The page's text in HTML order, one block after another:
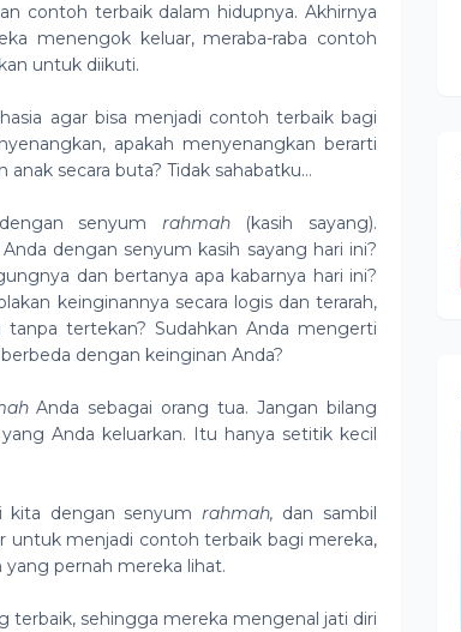
contoh terbaik dalam hidupnya. Akhirnya
menengok keluar, meraba-raba contoh
untuk diikuti.
agar bisa menjadi contoh terbaik bagi
apakah menyenangkan berarti
secara buta? Tidak sahabatku…
senyum rahmah(kasih sayang).
dengan senyum kasih sayang hari ini?
dan bertanya apa kabarnya hari ini?
keinginannya secara logis dan terarah,
tertekan? Sudahkan Anda mengerti
dengan keinginan Anda?
Anda sebagai orang tua. Jangan bilang
Anda keluarkan. Itu hanya setitik kecil
kita dengan senyum rahmah, dan sambil
untuk menjadi contoh terbaik bagi mereka,
pernah mereka lihat.
terbaik, sehingga mereka mengenal jati diri